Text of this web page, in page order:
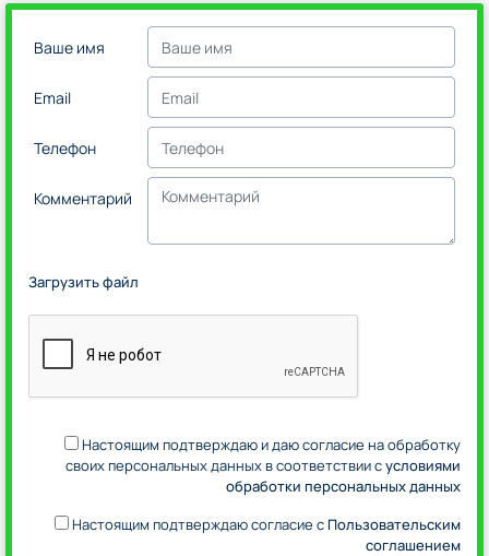
Ваше имя
Email
Телефон
Комментарий
Загрузить файл
Настоящим подтверждаю и даю согласие на обработку
своих персональных данных в соответствии сусловиями
обработки персональных данных
Настоящим подтверждаю согласие сПользовательским
соглашением